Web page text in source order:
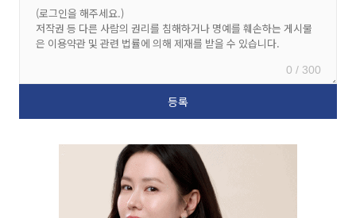
0 / 300